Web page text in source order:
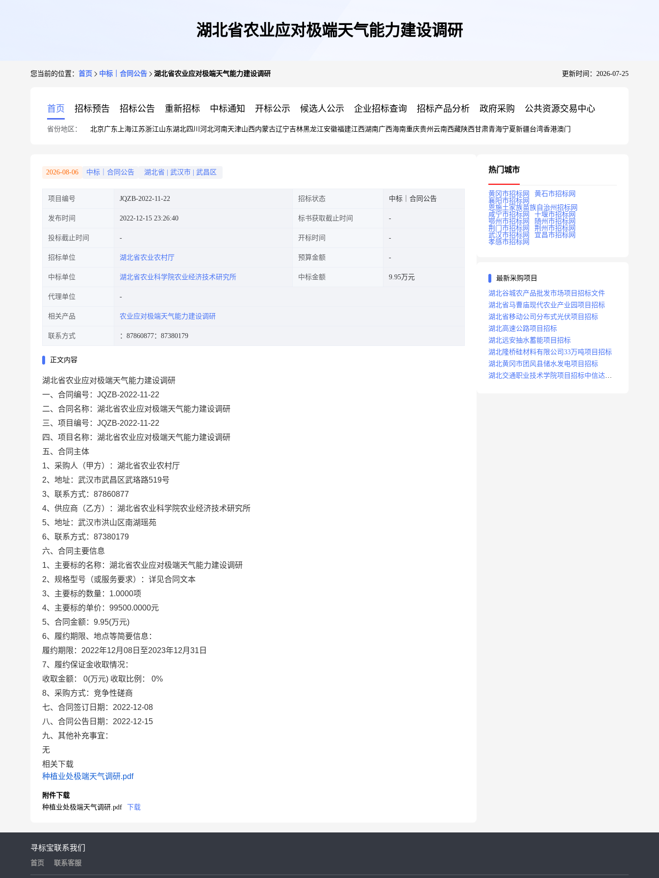
湖北省农业应对极端天气能力建设调研
您当前的位置： 首页 中标｜合同公告 湖北省农业应对极端天气能力建设调研 更新时间：2026-07-25
首页 招标预告 招标公告 重新招标 中标通知 开标公示 候选人公示 企业招标查询 招标产品分析 政府采购 公共资源交易中心
省份地区： 北京广东 上海江苏浙江山东湖北四川 河北河南天津山西内蒙古辽宁吉林黑龙江安徽福建江西湖南广西海南重庆贵州 云南西藏陕西甘肃青海宁夏新疆台湾香港澳门
2026-08-06 中标｜合同公告 湖北省 武汉市 武昌区
项目编号 JQZB-2022-11-22 招标状态 中标｜合同公告
发布时间 2022-12-15 23:26:40 标书获取截止时间
投标截止时间 开标时间
招标单位 湖北省农业农村厅 预算金额
中标单位 湖北省农业科学院农业经济技术研究所 中标金额 9.95万元
代理单位
相关产品 农业应对极端天气能力建设调研
联系方式 ：87860877：87380179
正文内容
湖北省农业应对极端天气能力建设调研
一、合同编号： JQZB-2022-11-22
二、合同名称： 湖北省农业应对极端天气能力建设调研
三、项目编号： JQZB-2022-11-22
四、项目名称： 湖北省农业应对极端天气能力建设调研
五、合同主体
1、采购人（甲方）： 湖北省农业农村厅
2、地址： 武汉市武昌区武珞路519号
3、联系方式： 87860877
4、供应商（乙方）： 湖北省农业科学院农业经济技术研究所
5、地址： 武汉市洪山区南湖瑶苑
6、联系方式： 87380179
六、合同主要信息
1、主要标的名称： 湖北省农业应对极端天气能力建设调研
2、规格型号（或服务要求）： 详见合同文本
3、主要标的数量： 1.0000项
4、主要标的单价： 99500.0000元
5、合同金额： 9.95(万元)
6、履约期限、地点等简要信息：
履约期限：2022年12月08日至2023年12月31日
7、履约保证金收取情况：
收取金额：
0(万元) 收取比例：
0%
8、采购方式： 竞争性磋商
七、合同签订日期： 2022-12-08
八、合同公告日期： 2022-12-15
九、其他补充事宜：
无
相关下载
种植业处极端天气调研.pdf
附件下载
种植业处极端天气调研.pdf
下载
热门城市
黄冈市招标网
黄石市招标网
襄阳市招标网
恩施土家族苗族自治州招标网
咸宁市招标网
十堰市招标网
鄂州市招标网
随州市招标网
荆门市招标网
荆州市招标网
武汉市招标网
宜昌市招标网
孝感市招标网
最新采购项目
湖北谷城农产品批发市场项目招标文件
湖北省马曹庙现代农业产业园项目招标
湖北省移动公司分布式光伏项目招标
湖北高速公路项目招标
湖北远安抽水蓄能项目招标
湖北隆桥硅材料有限公司33万吨项目招标
湖北黄冈市团风县储水发电项目招标
湖北交通职业技术学院项目招标中信达咨
寻标宝
首页
联系我们
联系客服